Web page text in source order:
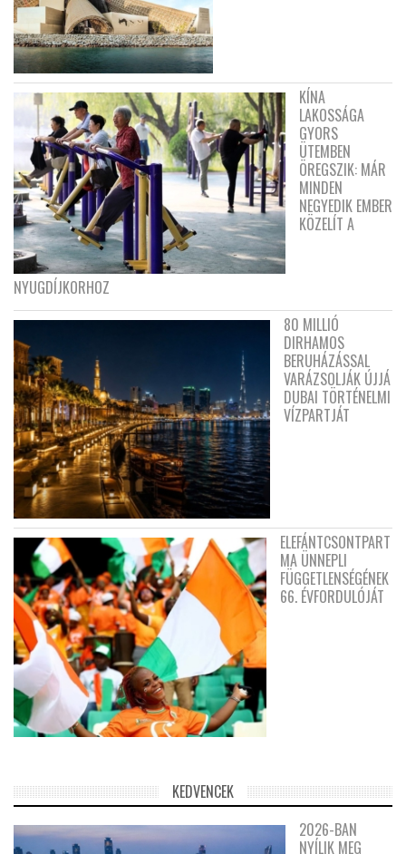
KÍNA
LAKOSSÁGA
GYORS
ÜTEMBEN
ÖREGSZIK: MÁR
MINDEN
NEGYEDIK EMBER
KÖZELÍT A
NYUGDÍJKORHOZ
80 MILLIÓ
DIRHAMOS
BERUHÁZÁSSAL
VARÁZSOLJÁK ÚJJÁ
DUBAI TÖRTÉNELMI
VÍZPARTJÁT
ELEFÁNTCSONTPART
MA ÜNNEPLI
FÜGGETLENSÉGÉNEK
66. ÉVFORDULÓJÁT
KEDVENCEK
2026-BAN
NYÍLIK MEG